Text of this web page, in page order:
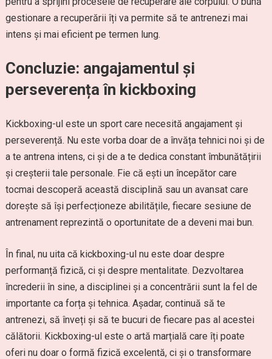
gestionare a recuperării îți va permite să te antrenezi mai
intens și mai eficient pe termen lung.
Concluzie: angajamentul și
perseverența în kickboxing
Kickboxing-ul este un sport care necesită angajament și
perseverență. Nu este vorba doar de a învăța tehnici noi și de
a te antrena intens, ci și de a te dedica constant îmbunătățirii
și creșterii tale personale. Fie că ești un începător care
tocmai descoperă această disciplină sau un avansat care
dorește să își perfecționeze abilitățile, fiecare sesiune de
antrenament reprezintă o oportunitate de a deveni mai bun.
În final, nu uita că kickboxing-ul nu este doar despre
performanță fizică, ci și despre mentalitate. Dezvoltarea
încrederii în sine, a disciplinei și a concentrării sunt la fel de
importante ca forța și tehnica. Așadar, continuă să te
antrenezi, să înveți și să te bucuri de fiecare pas al acestei
călătorii. Kickboxing-ul este o artă marțială care îți poate
oferi nu doar o formă fizică excelentă, ci și o transformare